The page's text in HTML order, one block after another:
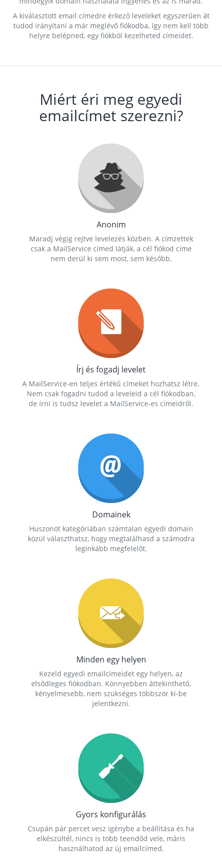
A kiválasztott email címedre érkező leveleket egyszerűen át
tudod irányítani a már meglévő fiókodba, így nem kell több
helyre belépned, egy fiókból kezelheted címeidet.
Miért éri meg egyedi
emailcímet szerezni?
Anonim
Maradj végig rejtve levelezés közben. A címzettek
csak a MailService címed látják, a cél fiókod címe
nem derül ki sem most, sem később.
Írj és fogadj levelet
A MailService-en teljes értékű címeket hozhatsz létre.
Nem csak fogadni tudod a leveleid a cél fiókodban,
de írni is tudsz levelet a MailService-es címeidről.
Domainek
Huszonöt kategóriában számtalan egyedi domain
közül választhatsz, hogy megtalálhasd a számodra
leginkább megfelelőt.
Minden egy helyen
Kezeld egyedi emailcímeidet egy helyen, az
elsődleges fiókodban. Könnyebben áttekinthető,
kényelmesebb, nem szükséges többször ki-be
jelentkezni.
Gyors konfigurálás
Csupán pár percet vesz igénybe a beállítása és ha
elkészültél, nincs is több teendőd vele, máris
használhatod az új emailcímed.